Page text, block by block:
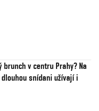
brunch v centru Prahy? Na
snídani užívají i